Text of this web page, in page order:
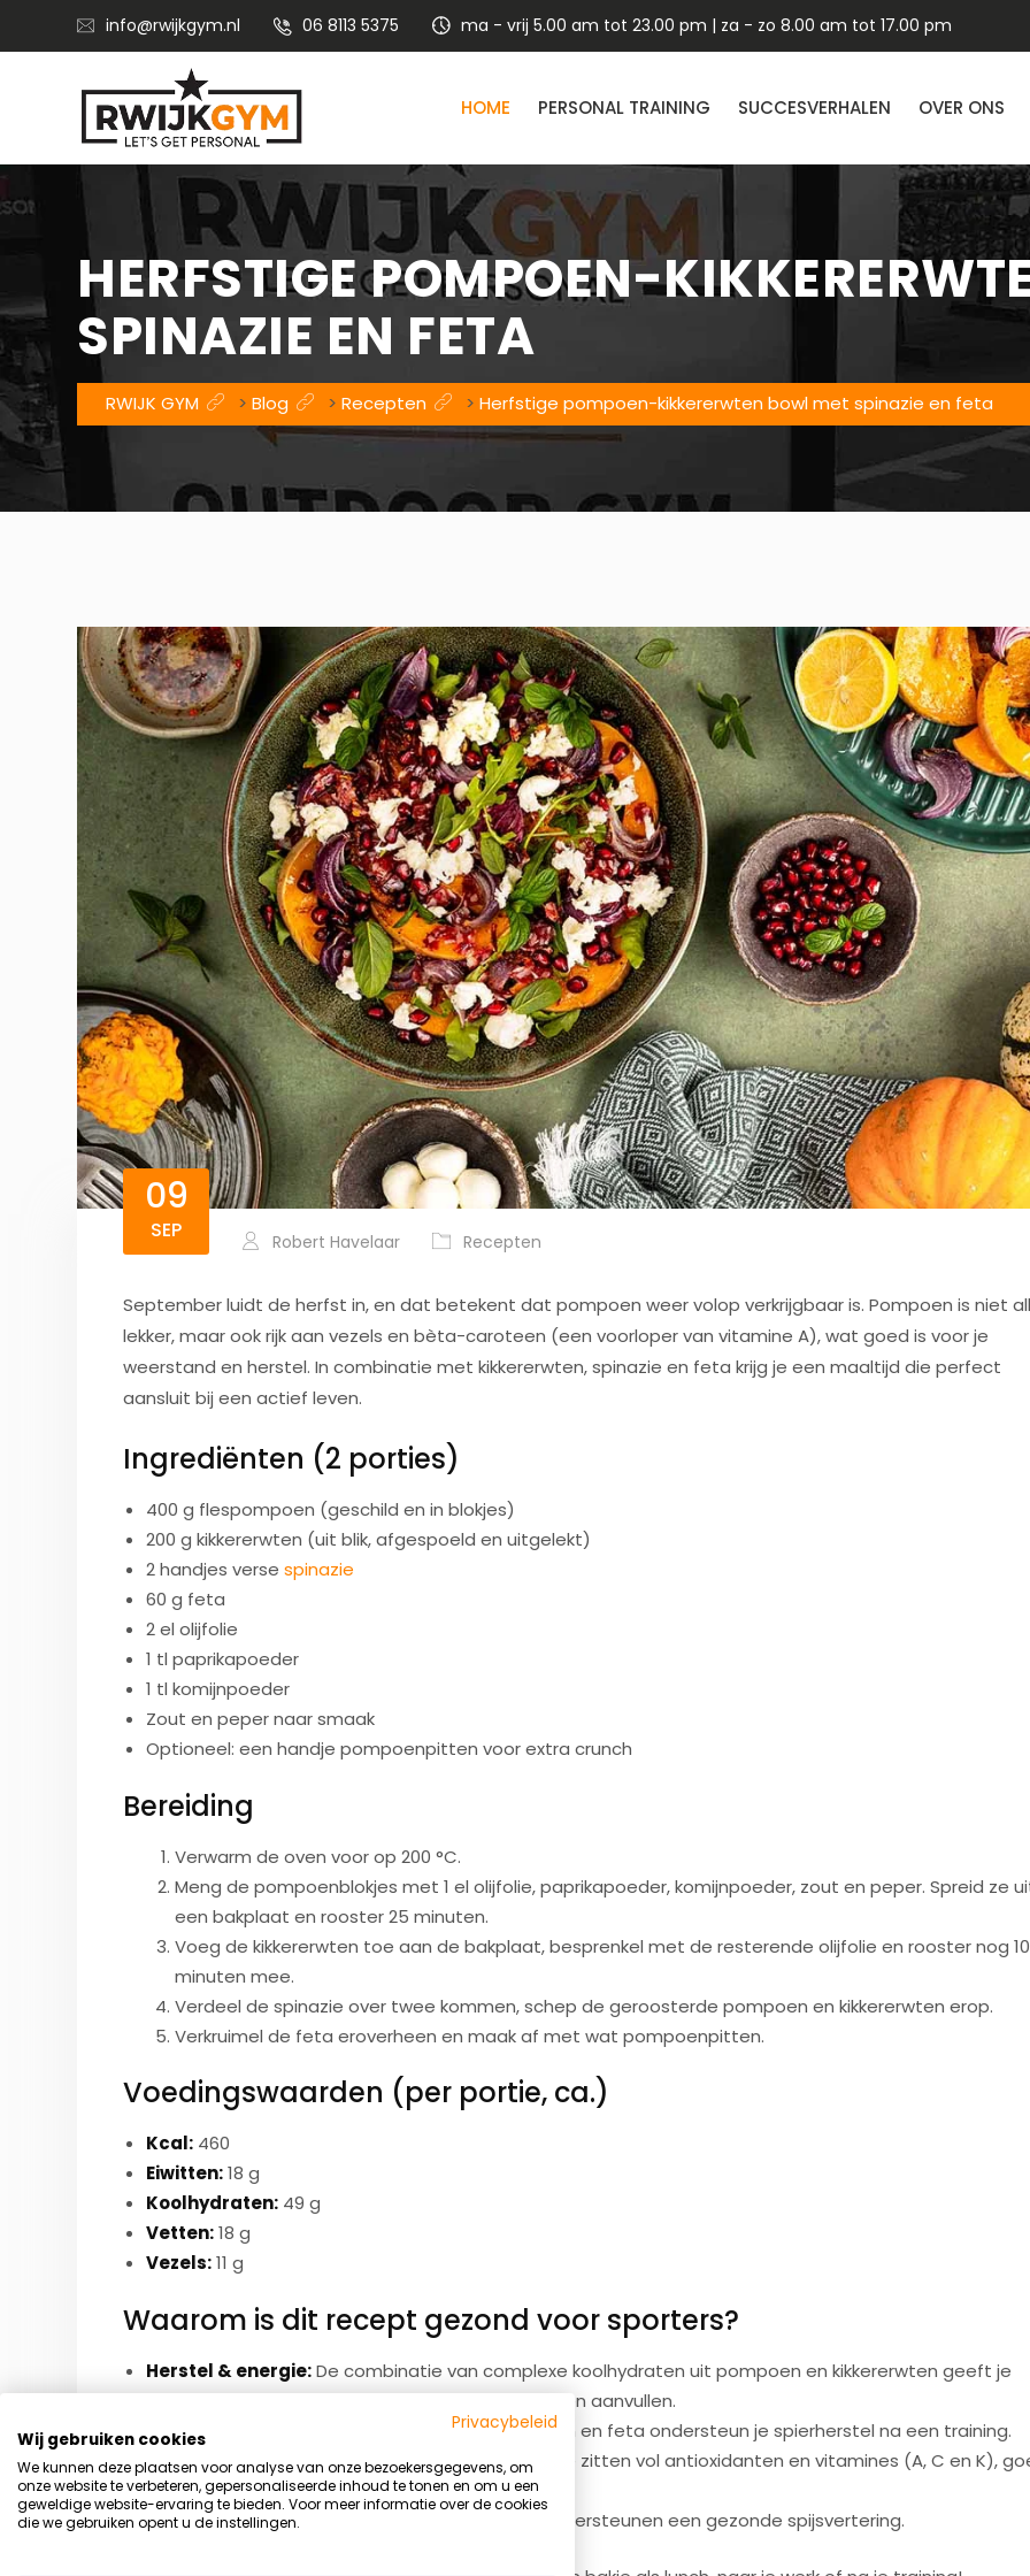
info@rwijkgym.nl 06 8113 5375 ma - vrij 5.00 am tot 23.00 pm | za - zo 8.00 am tot 17.00 pm
HOME PERSONAL TRAINING SUCCESVERHALEN OVER ONS
HERFSTIGE POMPOEN-
SPINAZIE EN FETA
RWIJK GYM > Blog > Recepten > Herfstige pompoen-kikkererwten bowl met spinazie en feta
09
SEP Robert Havelaar Recepten
September luidt de herfst in, en dat betekent dat pompoen weer volop verkrijgbaar is. Pompoen is niet
lekker, maar ook rijk aan vezels en bèta-caroteen (een voorloper van vitamine A), wat goed is voor je
weerstand en herstel. In combinatie met kikkererwten, spinazie en feta krijg je een maaltijd die perfect
aansluit bij een actief leven.
Ingrediënten (2 porties)
400 g flespompoen (geschild en in blokjes)
200 g kikkererwten (uit blik, afgespoeld en uitgelekt)
2 handjes verse spinazie
60 g feta
2 el olijfolie
1 tl paprikapoeder
1 tl komijnpoeder
Zout en peper naar smaak
Optioneel: een handje pompoenpitten voor extra crunch
Bereiding
Verwarm de oven voor op 200 °C.
Meng de pompoenblokjes met 1 el olijfolie, paprikapoeder, komijnpoeder, zout en peper. Spreid ze
een bakplaat en rooster 25 minuten.
Voeg de kikkererwten toe aan de bakplaat, besprenkel met de resterende olijfolie en rooster nog 10
minuten mee.
Verdeel de spinazie over twee kommen, schep de geroosterde pompoen en kikkererwten erop.
Verkruimel de feta eroverheen en maak af met wat pompoenpitten.
Voedingswaarden (per portie, ca.)
Kcal: 460
Eiwitten:18 g
Koolhydraten: 49 g
Vetten:18 g
Vezels:11 g
Waarom is dit recept gezond voor sporters?
Herstel & energie:De combinatie van complexe koolhydraten uit pompoen en kikkererwten geeft je
langdurige energie en helpt je glycogeenvoorraden aanvullen.
Spieropbouw:
Dankzij de eiwitten uit kikkererwten en feta ondersteun je spierherstel na een training.
Weerstand & gezondheid:Pompoen en spinazie zitten vol antioxidanten en vitamines (A, C en K),
voor je immuunsysteem.
Vezels:Zorgen voor een verzadigd gevoel en ondersteunen een gezonde spijsvertering.
Privacybeleid
Wij gebruiken cookies
We kunnen deze plaatsen voor analyse van onze bezoekersgegevens, om
onze website te verbeteren, gepersonaliseerde inhoud te tonen en om u een
geweldige website-ervaring te bieden. Voor meer informatie over de cookies
die we gebruiken opent u de instellingen.
Summer Ready programma